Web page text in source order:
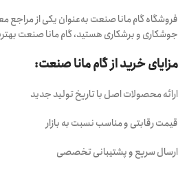
فروشگاه گام مانا صنعت به‌عنوان یکی از مراجع
جوشکاری و برشکاری هستید، گام مانا صنعت
مزایای خرید از گام مانا صنعت:
ارائه محصولات اصل با تاریخ تولید جدید
قیمت رقابتی و مناسب نسبت به بازار
ارسال سریع و پشتیبانی تخصصی